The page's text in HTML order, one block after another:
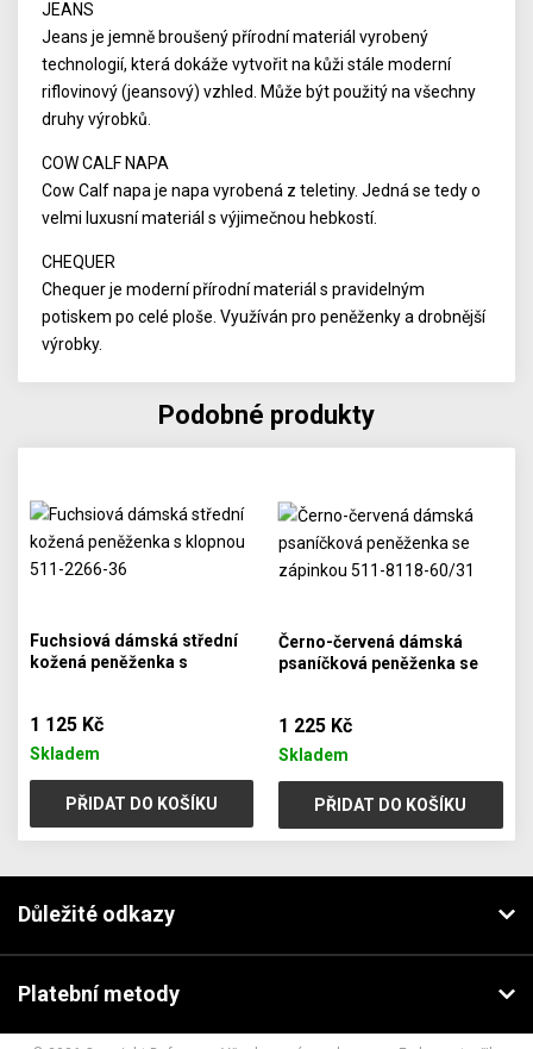
JEANS
Jeans je jemně broušený přírodní materiál vyrobený
technologií, která dokáže vytvořit na kůži stále moderní
riflovinový (jeansový) vzhled. Může být použitý na všechny
druhy výrobků.
COW CALF NAPA
Cow Calf napa je napa vyrobená z teletiny. Jedná se tedy o
velmi luxusní materiál s výjimečnou hebkostí.
CHEQUER
Chequer je moderní přírodní materiál s pravidelným
potiskem po celé ploše. Využíván pro peněženky a drobnější
výrobky.
Podobné produkty
Fuchsiová dámská střední
kožená peněženka s
1 125 Kč
Skladem
PŘIDAT DO KOŠÍKU
Černo-červená dámská
psaníčková peněženka se
1 225 Kč
Skladem
PŘIDAT DO KOŠÍKU
Důležité odkazy
Platební metody